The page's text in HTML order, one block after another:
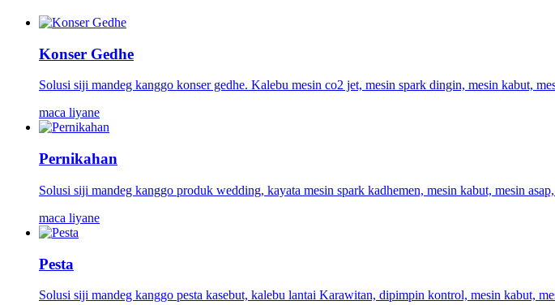
Konser Gedhe
Solusi siji mandeg kanggo konser gedhe. Kalebu mesin co2 jet, mesin spark dingin, mesin kabut,
maca liyane
Pernikahan
Solusi siji mandeg kanggo produk wedding, kayata mesin spark kadhemen, mesin kabut, mesin
maca liyane
Pesta
Solusi siji mandeg kanggo pesta kasebut, kalebu lantai Karawitan, dipimpin kontrol, mesin kabut,